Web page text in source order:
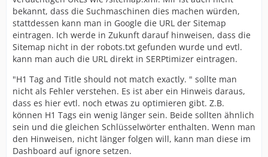
bekannt, dass die Suchmaschinen dies machen würden,
stattdessen kann man in Google die URL der Sitemap
eintragen. Ich werde in Zukunft darauf hinweisen, dass die
Sitemap nicht in der robots.txt gefunden wurde und evtl.
kann man auch die URL direkt in SERPtimizer eintragen.
"H1 Tag and Title should not match exactly. " sollte man
nicht als Fehler verstehen. Es ist aber ein Hinweis daraus,
dass es hier evtl. noch etwas zu optimieren gibt. Z.B.
können H1 Tags ein wenig länger sein. Beide sollten ähnlich
sein und die gleichen Schlüsselwörter enthalten. Wenn man
den Hinweisen, nicht länger folgen will, kann man diese im
Dashboard auf ignore setzen.